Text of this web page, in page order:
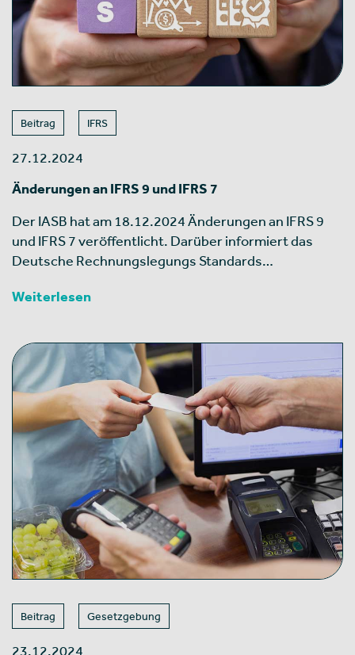
Beitrag IFRS
27.12.2024
Änderungen an IFRS 9 und IFRS 7
Der IASB hat am 18.12.2024 Änderungen an IFRS 9
und IFRS 7 veröffentlicht. Darüber informiert das
Deutsche Rechnungslegungs Standards…
Weiterlesen
Beitrag Gesetzgebung
23.12.2024